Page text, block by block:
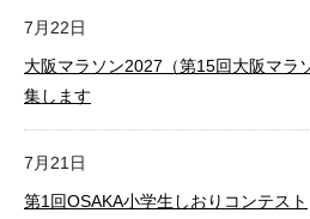
7月22日
大阪マラソン2027（第15回大阪マラ
集します
7月21日
第1回OSAKA小学生しおりコンテスト